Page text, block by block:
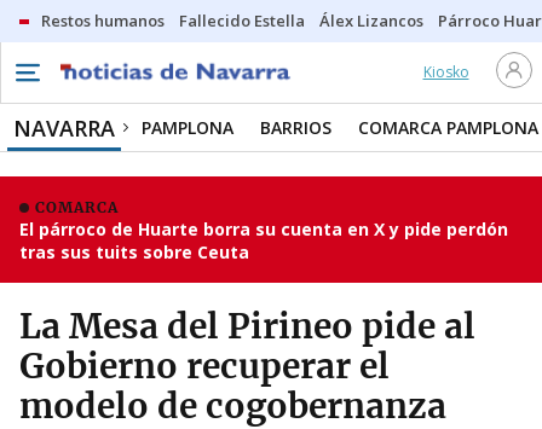
Restos humanos Fallecido Estella Álex Lizancos Párroco
Kiosko
NAVARRA PAMPLONA BARRIOS COMARCA PAMPLONA
COMARCA
El párroco de Huarte borra su cuenta en X y pide perdón
tras sus tuits sobre Ceuta
La Mesa del Pirineo pide al
Gobierno recuperar el
modelo de cogobernanza